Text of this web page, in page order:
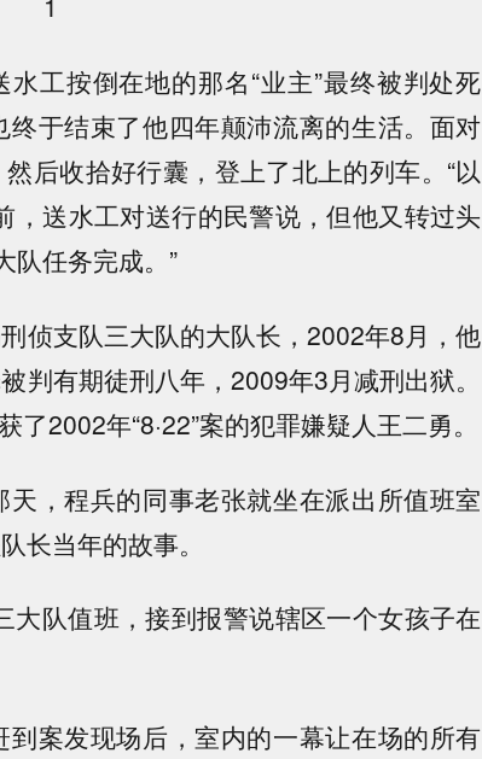
水工按倒在地的那名“业主”最终被判处死
于结束了他四年颠沛流离的生活。面对
后收拾好行囊，登上了北上的列车。“以
，送水工对送行的民警说，但他又转过头
队任务完成。”
侦支队三大队的大队长，2002年8月，他
判有期徒刑八年，2009年3月减刑出狱。
2002年“8·22”案的犯罪嫌疑人王二勇。
，程兵的同事老张就坐在派出所值班室
长当年的故事。
大队值班，接到报警说辖区一个女孩子在
案发现场后，室内的一幕让在场的所有